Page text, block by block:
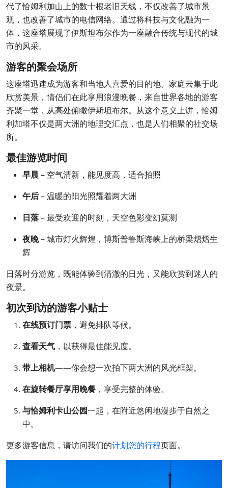
代了恰姆利加山上的数十根老旧天线，不仅改善了城市景
观，也改善了城市的电信网络。通过将科技与文化融为一
体，这座塔展现了伊斯坦布尔作为一座融合传统与现代的城
市的风采。
游客的聚会场所
这座塔迅速成为游客和当地人喜爱的目的地。家庭云集于此
欣赏美景，情侣们在此享用浪漫晚餐，来自世界各地的游客
齐聚一堂，从高处俯瞰伊斯坦布尔。从这个意义上讲，恰姆
利加塔不仅是两大洲的地理交汇点，也是人们相聚的社交场
所。
最佳游览时间
早晨– 空气清新，能见度高，适合拍照
午后– 温暖的阳光照耀着两大洲
日落– 最受欢迎的时刻，天空色彩变幻莫测
夜晚– 城市灯火辉煌，博斯普鲁斯海峡上的桥梁熠熠生
辉
日落时分游览，既能体验到清澈的日光，又能欣赏到迷人的
夜景。
初次到访的游客小贴士
在线预订门票 ，避免排队等候。
查看天气 ，以获得最佳能见度。
带上相机——你会想一次拍下两大洲的风光框架。
在旋转餐厅享用晚餐 ，享受完整的体验。
与恰姆利卡山公园一起，在附近悠闲地漫步于自然之
中。
更多游客信息，请访问我们的计划您的行程页面。